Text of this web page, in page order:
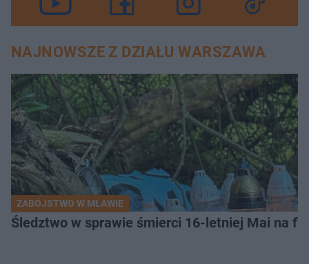
NAJNOWSZE Z DZIAŁU WARSZAWA
ZABÓJSTWO W MŁAWIE
Śledztwo w sprawie śmierci 16-letniej Mai na